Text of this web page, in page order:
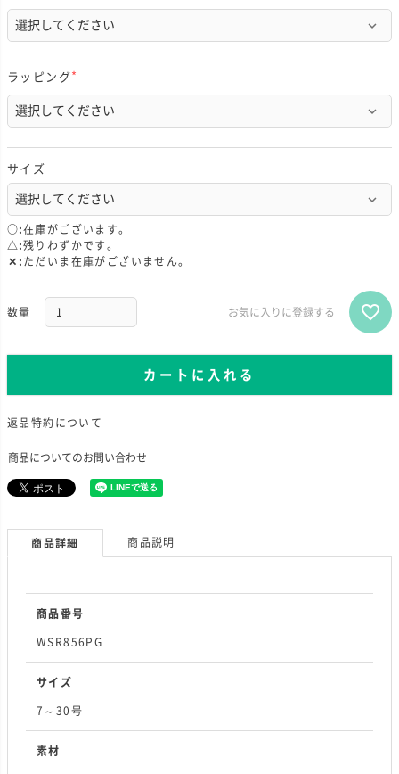
須
)
ラッピング
必
須
)
サイズ
○ 在庫がございます。
△ 残りわずかです。
✕
ただいま在庫がございません。
お気に入りに登録する
カートに入れる
返品特約について
商品についてのお問い合わせ
商品詳細 商品説明
商品番号
WSR856PG
サイズ
7～30号
素材